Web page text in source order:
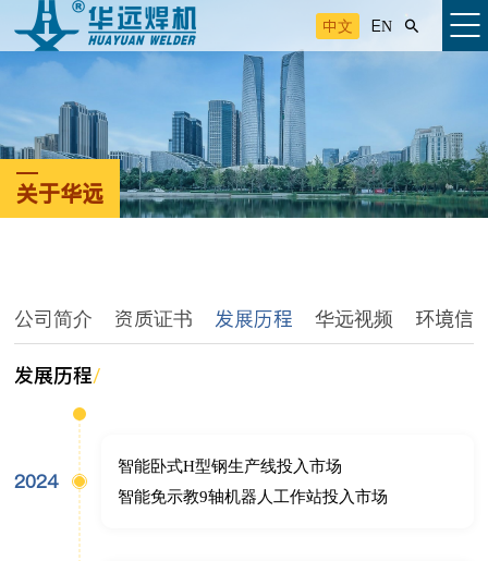
中文 EN 
关于华远
公司简介 资质证书 发展历程 华远视频 环境信
发展历程/
2024
智能卧式H型钢生产线投入市场
智能免示教9轴机器人工作站投入市场